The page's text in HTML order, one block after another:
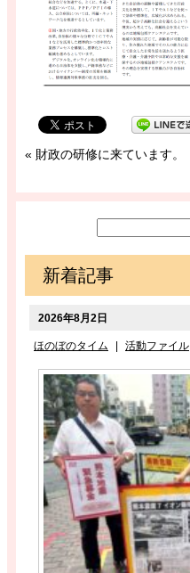
« 財政の研修に来ています。
新着記事
2026年8月2日
ほのぼのタイム | 活動ファイル